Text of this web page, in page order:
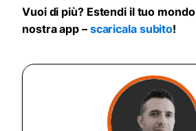
Vuoi di più? Estendi il tuo
nostra app – scaricala subito!